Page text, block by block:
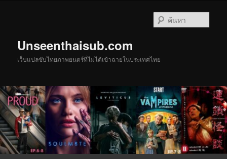
Unseenthaisub.com
เว็บแปลซับไทยภาพยนตร์ที่ไม่ได้เข้าฉายในประเทศไทย